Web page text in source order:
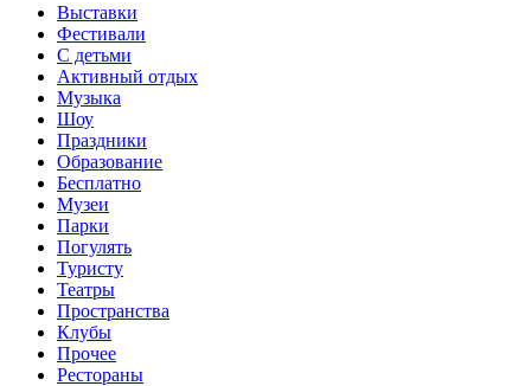
Выставки
Фестивали
С детьми
Активный отдых
Музыка
Шоу
Праздники
Образование
Бесплатно
Музеи
Парки
Погулять
Туристу
Театры
Пространства
Клубы
Прочее
Рестораны